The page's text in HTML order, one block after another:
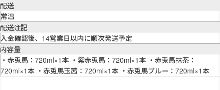
配送
常温
配送注記
入金確認後、14営業日以内に順次発送予定
内容量
・赤兎馬：720ml×1本 ・紫赤兎馬：720ml×1本 ・赤兎馬抹茶：
720ml×1本 ・赤兎馬玉茜：720ml×1本 ・赤兎馬ブルー：720ml×1本